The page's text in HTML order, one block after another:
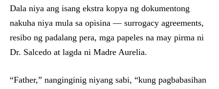
Dala niya ang isang ekstra kopya ng dokumentong
nakuha niya mula sa opisina — surrogacy agreements,
resibo ng padalang pera, mga papeles na may pirma ni
Dr. Salcedo at lagda ni Madre Aurelia.
“Father,” nanginginig niyang sabi, “kung pagbabasihan